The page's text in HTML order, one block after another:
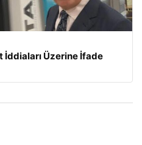
İddiaları Üzerine İfade